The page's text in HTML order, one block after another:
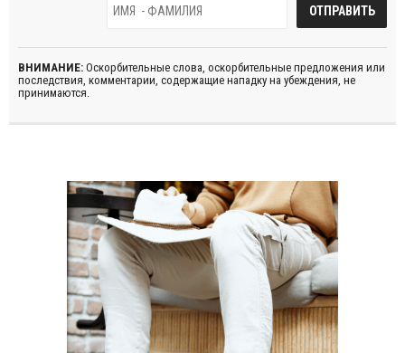
ВНИМАНИЕ: Оскорбительные слова, оскорбительные предложения или
последствия, комментарии, содержащие нападку на убеждения, не
принимаются.